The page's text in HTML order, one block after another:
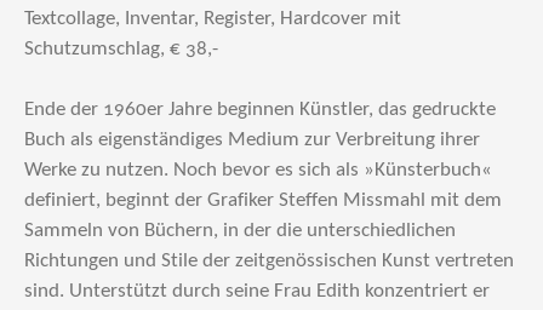
Textcollage, Inventar, Register, Hardcover mit
Schutzumschlag, € 38,-
Ende der 1960er Jahre beginnen Künstler, das gedruckte
Buch als eigenständiges Medium zur Verbreitung ihrer
Werke zu nutzen. Noch bevor es sich als »Künsterbuch«
definiert, beginnt der Grafiker Steffen Missmahl mit dem
Sammeln von Büchern, in der die unterschiedlichen
Richtungen und Stile der zeitgenössischen Kunst vertreten
sind. Unterstützt durch seine Frau Edith konzentriert er